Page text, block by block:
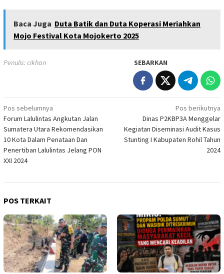
Baca Juga Duta Batik dan Duta Koperasi Meriahkan
Mojo Festival Kota Mojokerto 2025
Penulis: cikhan SEBARKAN
Navigasi
pos
Pos sebelumnya
Forum Lalulintas Angkutan Jalan
Sumatera Utara Rekomendasikan
10 Kota Dalam Penataan Dan
Penertiban Lalulintas Jelang PON
XXI 2024
Pos berikutnya
Dinas P2KBP3A Menggelar
Kegiatan Diseminasi Audit Kasus
Stunting I Kabupaten Rohil Tahun
2024
POS TERKAIT